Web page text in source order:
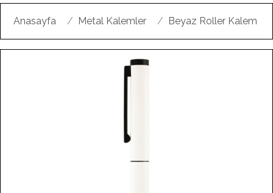
Anasayfa Metal Kalemler Beyaz Roller Kalem